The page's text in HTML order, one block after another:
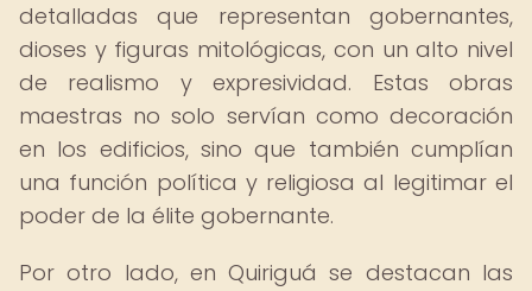
detalladas que representan gobernantes,
dioses y figuras mitológicas, con un alto nivel
de realismo y expresividad. Estas obras
maestras no solo servían como decoración
en los edificios, sino que también cumplían
una función política y religiosa al legitimar el
poder de la élite gobernante.
Por otro lado, en Quiriguá se destacan las